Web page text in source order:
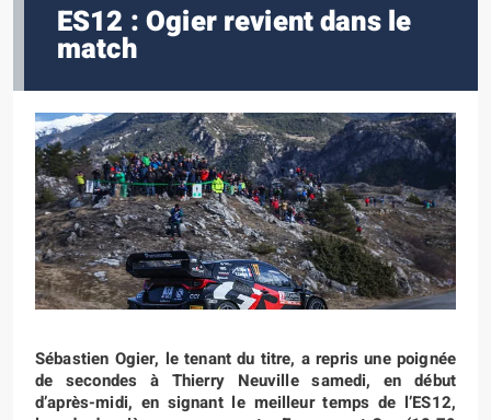
ES12 : Ogier revient dans le
match
Sébastien Ogier, le tenant du titre, a repris une poignée
de secondes à Thierry Neuville samedi, en début
d’après-midi, en signant le meilleur temps de l’ES12,